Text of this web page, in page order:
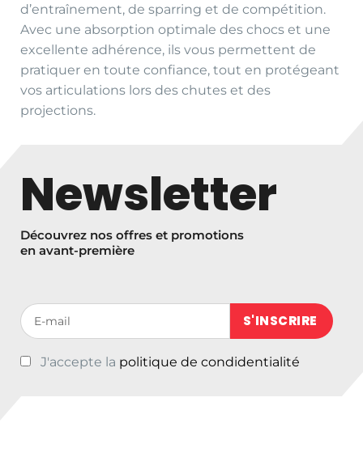
d’entraînement, de sparring et de compétition.
Avec une absorption optimale des chocs et une
excellente adhérence, ils vous permettent de
pratiquer en toute confiance, tout en protégeant
vos articulations lors des chutes et des
projections.
Newsletter
Découvrez nos offres et promotions
en avant-première
Votre adresse de messagerie (obligatoire)
J'accepte la politique de condidentialité